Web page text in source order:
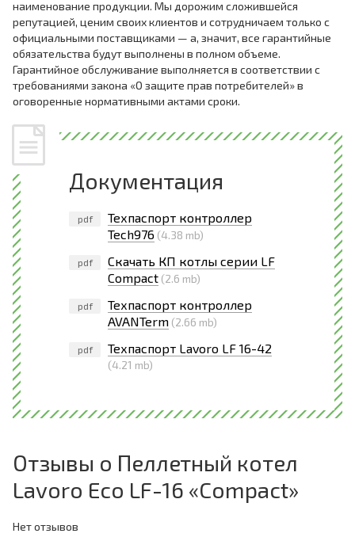
наименование продукции. Мы дорожим сложившейся
репутацией, ценим своих клиентов и сотрудничаем только с
официальными поставщиками — а, значит, все гарантийные
обязательства будут выполнены в полном объеме.
Гарантийное обслуживание выполняется в соответствии с
требованиями закона «О защите прав потребителей» в
оговоренные нормативными актами сроки.
Документация
pdf
Техпаспорт контроллер
Tech976 (4.38 mb)
pdf
Скачать КП котлы серии LF
Compact (2.6 mb)
pdf
Техпаспорт контроллер
AVANTerm (2.66 mb)
pdf Техпаспорт Lavoro LF 16-42
(4.21 mb)
Отзывы о Пеллетный котел
Lavoro Eco LF-16 «Compact»
Нет отзывов